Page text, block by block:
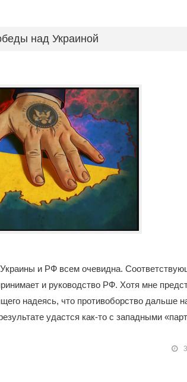
над Украиной
и РФ всем очевидна.
и руководство РФ. Хотя мне
надеясь, что противоборство дальше
удастся как-то с западными